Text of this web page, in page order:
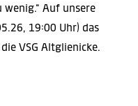
Auf unsere
19:00 Uhr) das
VSG Altglienicke.